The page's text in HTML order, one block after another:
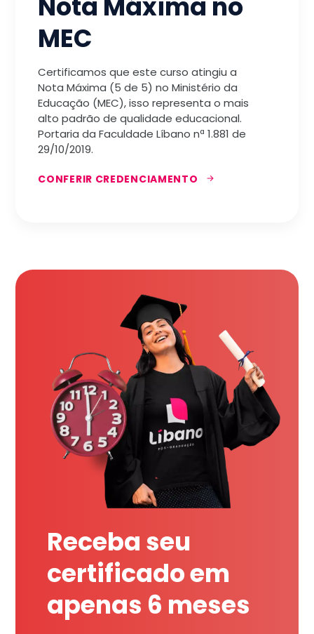
MEC
Certificamos que este curso atingiu a
Nota Máxima (5 de 5) no Ministério da
Educação (MEC), isso representa o mais
alto padrão de qualidade educacional.
Portaria da Faculdade Líbano nª 1.881 de
29/10/2019.
CONFERIR CREDENCIAMENTO
Receba seu
certificado em
apenas 6 meses